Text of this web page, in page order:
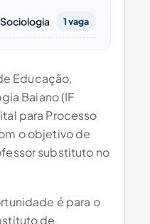
1 vaga
Educação,
Baiano (IF
para Processo
o objetivo de
substituto no
é para o
de